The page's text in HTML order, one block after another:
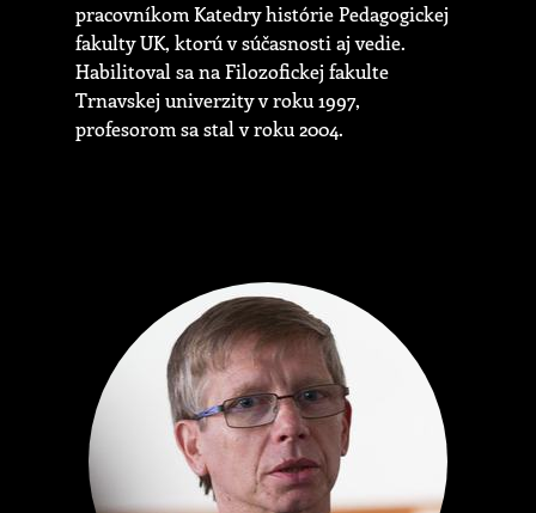
pracovníkom Katedry histórie Pedagogickej
fakulty UK, ktorú v súčasnosti aj vedie.
Habilitoval sa na Filozofickej fakulte
Trnavskej univerzity v roku 1997,
profesorom sa stal v roku 2004.